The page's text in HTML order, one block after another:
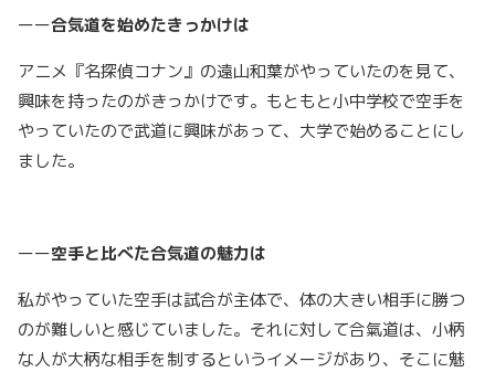
ーー合気道を始めたきっかけは
アニメ『名探偵コナン』の遠山和葉がやっていたのを見て、
興味を持ったのがきっかけです。もともと小中学校で空手を
やっていたので武道に興味があって、大学で始めることにし
ました。
ーー空手と比べた合気道の魅力は
私がやっていた空手は試合が主体で、体の大きい相手に勝つ
のが難しいと感じていました。それに対して合氣道は、小柄
な人が大柄な相手を制するというイメージがあり、そこに魅